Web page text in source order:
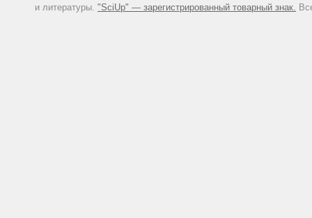
и литературы. "SciUp" — зарегистрированный товарный знак.